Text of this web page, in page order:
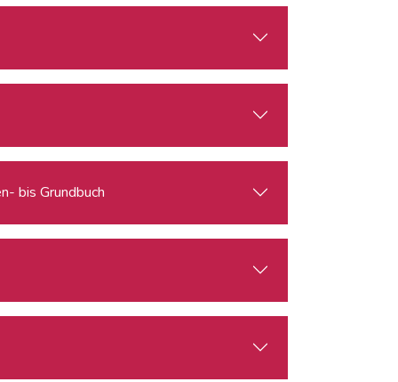
bis Grundbuch